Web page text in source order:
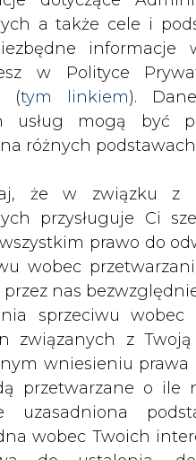
przez nas
sprzeciwu wobec
związanych z
wniesieniu prawa
przetwarzane o ile
uzasadniona
wobec Twoich
do ustalenia,
Twoje dane nie
własnego po
zgadzasz się z
Twoich
w tym zakresie,
nam swoje
Danych Osobowych
zgody nie
dokonanego
czasie
aglomeracjach
czasie
polityki
30 różnego
o
wskazywały na
systemów
wywoła wzrost
Szymczak.
uzgodnień
które
ubiegłego roku
emisji